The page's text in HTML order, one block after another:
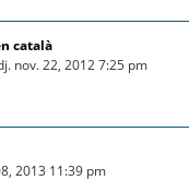
català
nov. 22, 2012 7:25 pm
2013 11:39 pm